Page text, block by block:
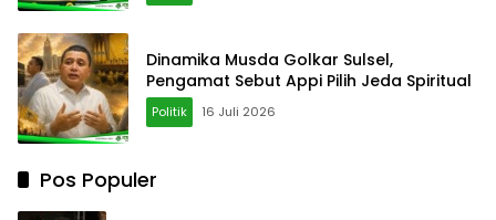
Dinamika Musda Golkar Sulsel,
Pengamat Sebut Appi Pilih Jeda Spiritual
Politik 16 Juli 2026
Pos Populer